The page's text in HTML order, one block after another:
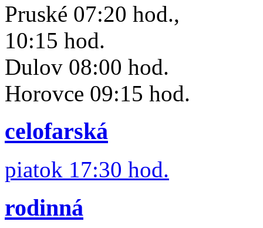
Pruské 07:20 hod.,
10:15 hod.
Dulov 08:00 hod.
Horovce 09:15 hod.
celofarská
piatok 17:30 hod.
rodinná